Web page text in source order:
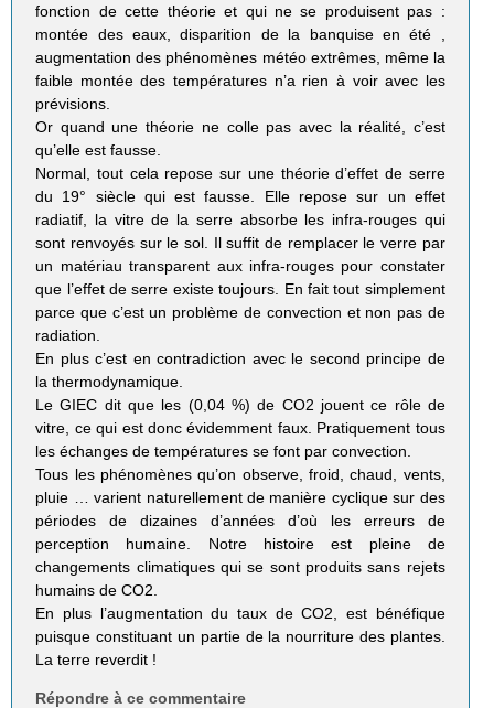
fonction de cette théorie et qui ne se produisent pas :
montée des eaux, disparition de la banquise en été ,
augmentation des phénomènes météo extrêmes, même la
faible montée des températures n’a rien à voir avec les
prévisions.
Or quand une théorie ne colle pas avec la réalité, c’est
qu’elle est fausse.
Normal, tout cela repose sur une théorie d’effet de serre
du 19° siècle qui est fausse. Elle repose sur un effet
radiatif, la vitre de la serre absorbe les infra-rouges qui
sont renvoyés sur le sol. Il suffit de remplacer le verre par
un matériau transparent aux infra-rouges pour constater
que l’effet de serre existe toujours. En fait tout simplement
parce que c’est un problème de convection et non pas de
radiation.
En plus c’est en contradiction avec le second principe de
la thermodynamique.
Le GIEC dit que les (0,04 %) de CO2 jouent ce rôle de
vitre, ce qui est donc évidemment faux. Pratiquement tous
les échanges de températures se font par convection.
Tous les phénomènes qu’on observe, froid, chaud, vents,
pluie … varient naturellement de manière cyclique sur des
périodes de dizaines d’années d’où les erreurs de
perception humaine. Notre histoire est pleine de
changements climatiques qui se sont produits sans rejets
humains de CO2.
En plus l’augmentation du taux de CO2, est bénéfique
puisque constituant un partie de la nourriture des plantes.
La terre reverdit !
Répondre à ce commentaire